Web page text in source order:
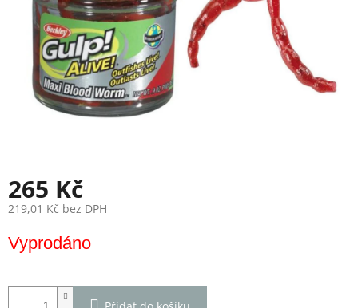
265 Kč
219,01 Kč bez DPH
cena:
Vyprodáno